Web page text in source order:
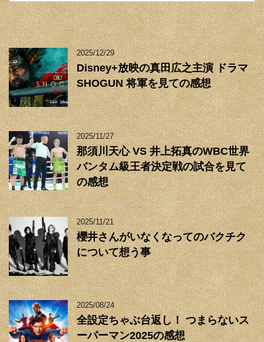
2025/12/29
Disney+放映の真田広之主演 ドラマ
SHOGUN 将軍を見ての感想
2025/11/27
那須川天心 VS 井上拓真のWBC世界
バンタム級王者決定戦の試合を見て
の感想
2025/11/21
櫻井さんがいなくなってのバクチク
について想う事
2025/08/24
全設定ちゃぶ台返し！ つまらないス
ーパーマン2025の感想